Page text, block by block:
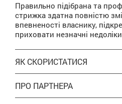
Правильно підібрана та
стрижка здатна повністю
впевненості власнику,
приховати незначні
ЯК СКОРИСТАТИСЯ
ПРО ПАРТНЕРА